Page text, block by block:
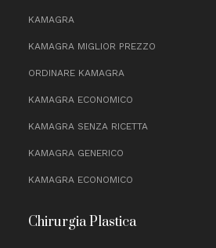
KAMAGRA
KAMAGRA MIGLIOR PREZZO
ORDINARE KAMAGRA
KAMAGRA ECONOMICO
KAMAGRA SENZA RICETTA
KAMAGRA GENERICO
KAMAGRA ECONOMICO
Chirurgia Plastica